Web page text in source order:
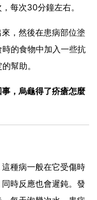
每次30分鐘左右。
，然後在患病部位塗
的食物中加入一些抗
幫助。
，烏龜得了疥瘡怎麼
種病一般在它受傷時
時反應也會遲鈍。發